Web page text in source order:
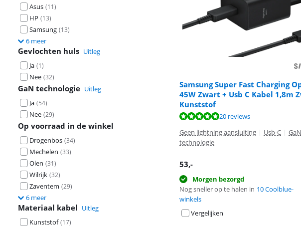
Asus (11)
HP (13)
Samsung (13)
6 meer
Gevlochten huls Uitleg
Ja (1)
Nee (32)
GaN technologie Uitleg
Ja (54)
Nee (29)
Op voorraad in de winkel
Drogenbos (34)
Mechelen (33)
Olen (31)
Wilrijk (32)
Zaventem (29)
6 meer
Materiaal kabel Uitleg
Kunststof (17)
Samsung Super Fast Charging
45W Zwart + Usb C Kabel 1,8m
Kunststof
Beoordeling is 9,6 van de 10, gebaseerd
20 reviews
Geen lightning aansluiting | Usb-C | GaN
technologie
53,-
Morgen bezorgd
Nog sneller op te halen in 10 Coolblue-
winkels
Vergelijken
Beoordeling is 9,3 van de 10, gebaseerd
Beoordeling is 8,3 van de 10, gebaseerd